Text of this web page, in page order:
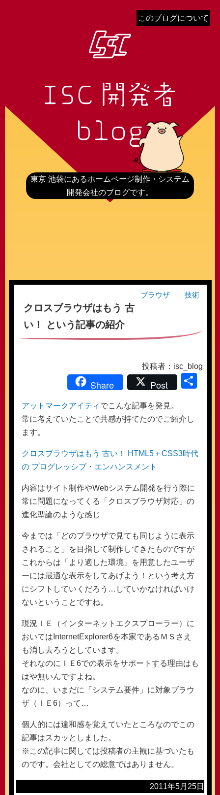
東京 池袋にあるホームページ制作・システム
開発会社のブログです。
このブログについて
ブラウザ 技術
クロスブラウザはもう 古
い！ という記事の紹介
投稿者：isc_blog
Share Post
アットマークアイティ でこんな記事を発見。
常に考えていたことで共感が持てたのでご紹介し
ます。
クロスブラウザはもう 古い！ HTML5＋CSS3時代
の プログレッシブ・エンハンスメント
内容はサイト制作やWebシステム開発を行う際に
常に問題になってくる「クロスブラウザ対応」の
進化型論のような感じ
今までは「どのブラウザで見ても同じように表示
されること」を目指して制作してきたものですが
これからは「より適した環境」を用意したユーザ
ーには最適な表示をしてあげよう！という考え方
にシフトしていくだろう…していかなければいけ
ないということですね。
現況ＩＥ（インターネットエクスプローラー）に
おいてはInternetExplorer6を本家であるＭＳさえ
も消し去ろうとしています。
それなのにＩＥ6での表示をサポートする理由はも
はや無いんですよね。
なのに、いまだに「システム要件」に対象ブラウ
ザ（ＩＥ6）って…
個人的には違和感を覚えていたところなのでこの
記事はスカッとしました。
※この記事に関しては投稿者の主観に基づいたも
のです。会社としての総意ではありません。
2011年5月25日